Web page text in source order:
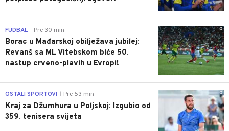
0
FUDBAL Pre 30 min
Borac u Mađarskoj obilježava jubilej:
Revanš sa ML Vitebskom biće 50.
nastup crveno-plavih u Evropi!
0
OSTALI SPORTOVI Pre 53 min
Kraj za Džumhura u Poljskoj: Izgubio od
359. tenisera svijeta